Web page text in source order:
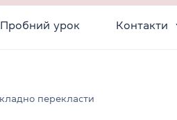
Пробний урок Контакти
перекласти